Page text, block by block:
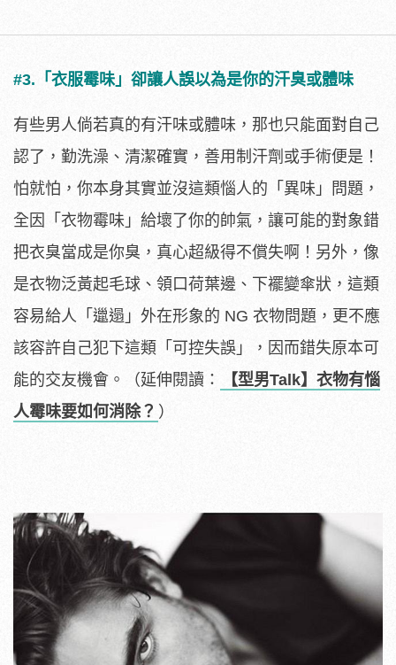
#3.「衣服霉味」卻讓人誤以為是你的汗臭或體味
有些男人倘若真的有汗味或體味，那也只能面對自己
認了，勤洗澡、清潔確實，善用制汗劑或手術便是！
怕就怕，你本身其實並沒這類惱人的「異味」問題，
全因「衣物霉味」給壞了你的帥氣，讓可能的對象錯
把衣臭當成是你臭，真心超級得不償失啊！另外，像
是衣物泛黃起毛球、領口荷葉邊、下襬變傘狀，這類
容易給人「邋遢」外在形象的 NG 衣物問題，更不應
該容許自己犯下這類「可控失誤」，因而錯失原本可
能的交友機會。（延伸閱讀：
【型男Talk】衣物有惱
人霉味要如何消除？ ）